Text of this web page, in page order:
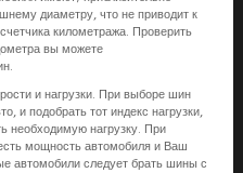
диаметру, что не приводит к
километража. Проверить
вы можете
и нагрузки. При выборе шин
и подобрать тот индекс нагрузки,
необходимую нагрузку. При
мощность автомобиля и Ваш
автомобили следует брать шины с